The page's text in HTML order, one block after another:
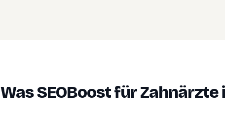
Was SEOBoost fürZahnärzte